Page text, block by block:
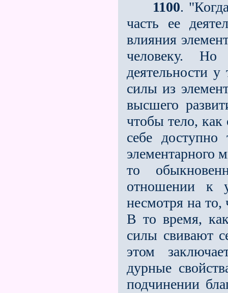
1100.
часть ее
влияния
человеку.
деятельности
силы из
высшего
чтобы тело,
себе
элементарного
то
отношении к
несмотря на
В то время,
силы свивают
этом
дурные
подчинении